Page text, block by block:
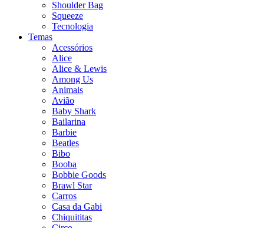
Shoulder Bag
Squeeze
Tecnologia
Temas
Acessórios
Alice
Alice & Lewis
Among Us
Animais
Avião
Baby Shark
Bailarina
Barbie
Beatles
Bibo
Booba
Bobbie Goods
Brawl Star
Carros
Casa da Gabi
Chiquititas